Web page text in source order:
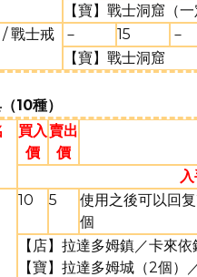
【寶】戰士洞窟（一
戰士戒
－ 15
－
【寶】戰士洞窟
10種）
買入
價
賣出
價
10 5
使用之後可以回
個
【店】拉達多姆鎮／卡來
【寶】拉達多姆城（2個